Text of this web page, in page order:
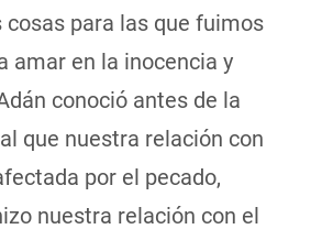
cosas para las que fuimos
amar en la inocencia y
conoció antes de la
que nuestra relación con
por el pecado,
nuestra relación con el